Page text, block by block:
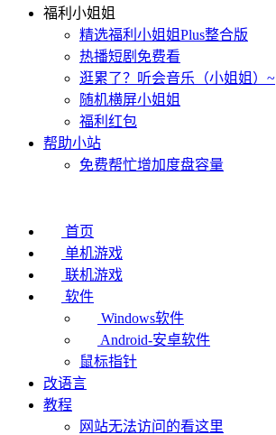
福利小姐姐
精选福利小姐姐Plus整合版
热播短剧免费看
逛累了？听会音乐（小姐姐）~
随机横屏小姐姐
福利红包
帮助小站
免费帮忙增加度盘容量
首页
单机游戏
联机游戏
软件
Windows软件
Android-安卓软件
鼠标指针
改语言
教程
网站无法访问的看这里